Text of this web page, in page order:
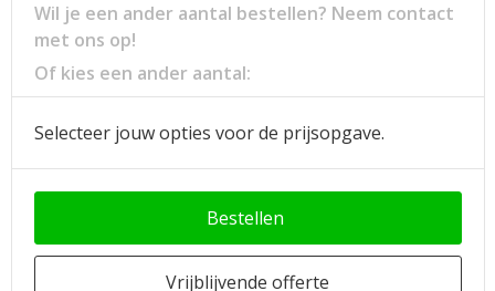
Wil je een ander aantal bestellen? Neem contact
met ons op!
Of kies een ander aantal:
Selecteer jouw opties voor de prijsopgave.
Bestellen
Vrijblijvende offerte